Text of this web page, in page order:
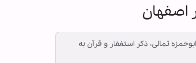
ثمالی، ذکر استغفار و قرآن به